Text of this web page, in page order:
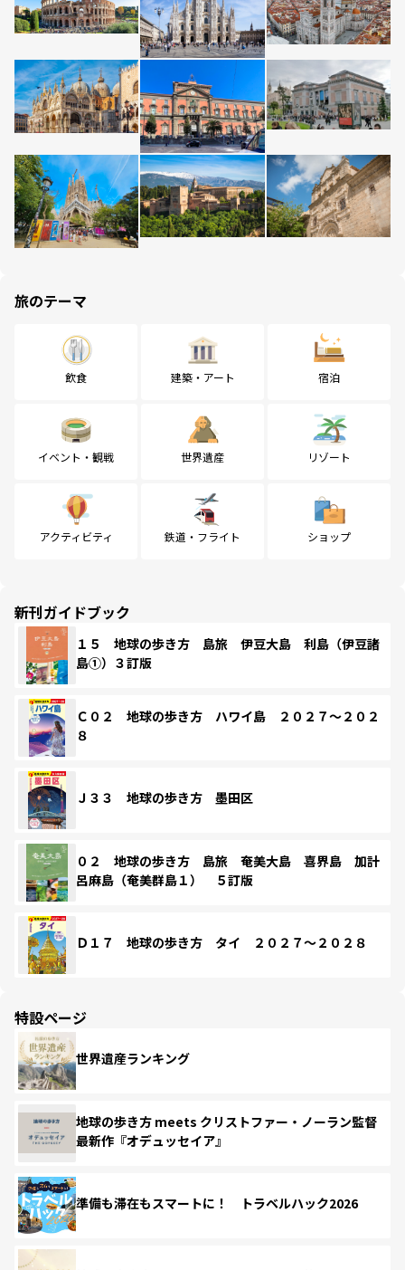
旅のテーマ
飲食 建築・アート 宿泊
イベント・観戦 世界遺産 リゾート
アクティビティ 鉄道・フライト ショップ
新刊ガイドブック
１５ 地球の歩き方 島旅 伊豆大島 利島（伊豆諸
島①）３訂版
Ｃ０２ 地球の歩き方 ハワイ島 ２０２７～２０２
８
Ｊ３３ 地球の歩き方 墨田区
０２ 地球の歩き方 島旅 奄美大島 喜界島 加計
呂麻島（奄美群島１） ５訂版
Ｄ１７ 地球の歩き方 タイ ２０２７～２０２８
特設ページ
世界遺産ランキング
地球の歩き方 meets クリストファー・ノーラン監督
最新作『オデュッセイア』
準備も滞在もスマートに！ トラベルハック2026